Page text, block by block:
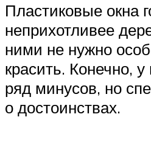
Пластиковые окна
неприхотливее
ними не нужно
красить. Конечно,
ряд минусов, но
о достоинствах.